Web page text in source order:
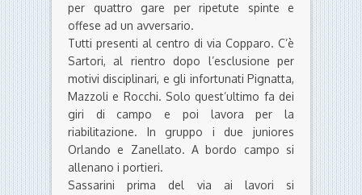
per quattro gare per ripetute spinte e
offese ad un avversario.
Tutti presenti al centro di via Copparo. C’è
Sartori, al rientro dopo l’esclusione per
motivi disciplinari, e gli infortunati Pignatta,
Mazzoli e Rocchi. Solo quest’ultimo fa dei
giri di campo e poi lavora per la
riabilitazione. In gruppo i due juniores
Orlando e Zanellato. A bordo campo si
allenano i portieri.
Sassarini prima del via ai lavori si